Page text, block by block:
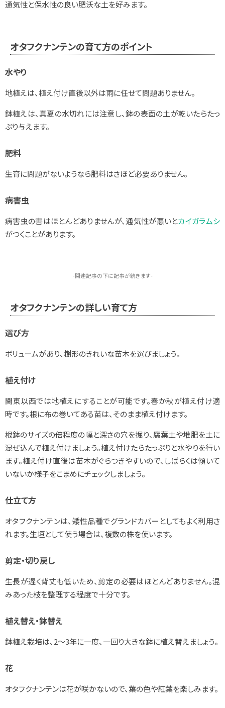
通気性と保水性の良い肥沃な土を好みます。
オタフクナンテンの育て方のポイント
水やり
地植えは、植え付け直後以外は雨に任せて問題ありません。
鉢植えは、真夏の水切れには注意し、鉢の表面の土が乾いたらたっ
ぷり与えます。
肥料
生育に問題がないようなら肥料はさほど必要ありません。
病害虫
病害虫の害はほとんどありませんが、通気性が悪いとカイガラムシ
がつくことがあります。
-関連記事の下に記事が続きます-
オタフクナンテンの詳しい育て方
選び方
ボリュームがあり、樹形のきれいな苗木を選びましょう。
植え付け
関東以西では地植えにすることが可能です。春か秋が植え付け適
時です。根に布の巻いてある苗は、そのまま植え付けます。
根鉢のサイズの倍程度の幅と深さの穴を掘り、腐葉土や堆肥を土に
混ぜ込んで植え付けましょう。植え付けたらたっぷりと水やりを行い
ます。植え付け直後は苗木がぐらつきやすいので、しばらくは傾いて
いないか様子をこまめにチェックしましょう。
仕立て方
オタフクナンテンは、矮性品種でグランドカバーとしてもよく利用さ
れます。生垣として使う場合は、複数の株を使います。
剪定・切り戻し
生長が遅く背丈も低いため、剪定の必要はほとんどありません。混
みあった枝を整理する程度で十分です。
植え替え・鉢替え
鉢植え栽培は、2～3年に一度、一回り大きな鉢に植え替えましょう。
花
オタフクナンテンは花が咲かないので、葉の色や紅葉を楽しみます。